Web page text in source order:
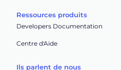
Ressources produits
Developers Documentation
Centre d'Aide
Ils parlent de nous